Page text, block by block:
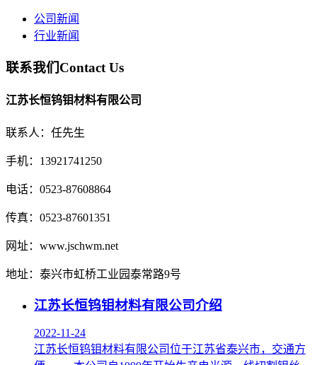
公司新闻
行业新闻
联系我们Contact Us
江苏长恒钨钼材料有限公司
联系人：任先生
手机：13921741250
电话：0523-87608864
传真：0523-87601351
网址：www.jschwm.net
地址：泰兴市虹桥工业园泰常路9号
江苏长恒钨钼材料有限公司介绍
2022-11-24
江苏长恒钨钼材料有限公司位于江苏省泰兴市，交通方